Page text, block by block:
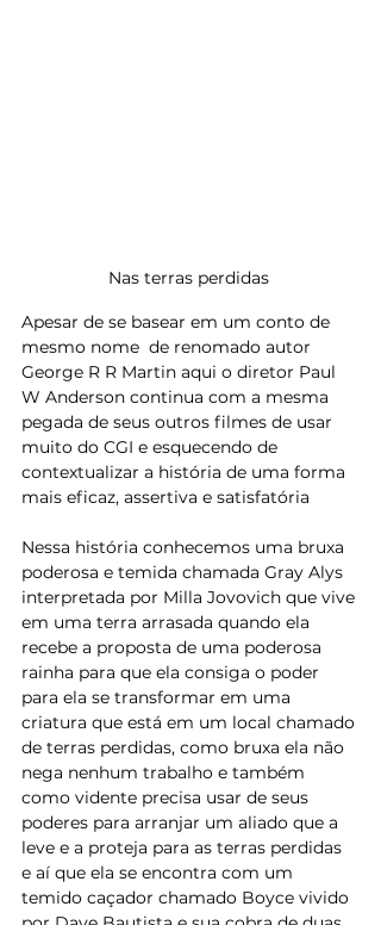
Nas terras perdidas
Apesar de se basear em um conto de
mesmo nome  de renomado autor
George R R Martin aqui o diretor Paul
W Anderson continua com a mesma
pegada de seus outros filmes de usar
muito do CGI e esquecendo de
contextualizar a história de uma forma
mais eficaz, assertiva e satisfatória
Nessa história conhecemos uma bruxa
poderosa e temida chamada Gray Alys
interpretada por Milla Jovovich que vive
em uma terra arrasada quando ela
recebe a proposta de uma poderosa
rainha para que ela consiga o poder
para ela se transformar em uma
criatura que está em um local chamado
de terras perdidas, como bruxa ela não
nega nenhum trabalho e também
como vidente precisa usar de seus
poderes para arranjar um aliado que a
leve e a proteja para as terras perdidas
e aí que ela se encontra com um
temido caçador chamado Boyce vivido